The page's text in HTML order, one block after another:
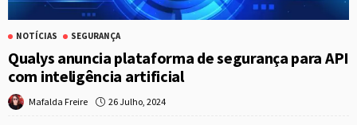
NOTÍCIAS SEGURANÇA
Qualys anuncia plataforma de segurança para API
com inteligência artificial
Mafalda Freire 26 Julho, 2024